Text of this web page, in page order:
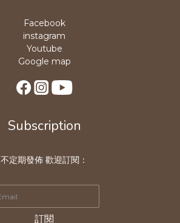
Facebook
instagram
Youtube
Google map
Subscription
不定期發佈 歡迎訂閱：
訂閱